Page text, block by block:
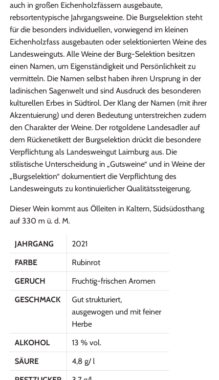
auch in großen Eichenholzfässern ausgebaute,
rebsortentypische Jahrgangsweine. Die Burgselektion steht
für die besonders individuellen, vorwiegend im kleinen
Eichenholzfass ausgebauten oder selektionierten Weine des
Landesweinguts. Alle Weine der Burg-Selektion besitzen
einen Namen, um Eigenständigkeit und Persönlichkeit zu
vermitteln. Die Namen selbst haben ihren Ursprung in der
ladinischen Sagenwelt und sind Ausdruck des besonderen
kulturellen Erbes in Südtirol. Der Klang der Namen (mit ihrer
Akzentuierung) und deren Bedeutung unterstreichen zudem
den Charakter der Weine. Der rotgoldene Landesadler auf
dem Rückenetikett der Burgselektion drückt die besondere
Verpflichtung als Landesweingut Laimburg aus. Die
stilistische Unterscheidung in „Gutsweine“ und in Weine der
„Burgselektion“ dokumentiert die Verpflichtung des
Landesweinguts zu kontinuierlicher Qualitätssteigerung.
Dieser Wein kommt aus Ölleiten in Kaltern, Südsüdosthang
auf 330 m ü. d. M.
JAHRGANG
2021
FARBE
Rubinrot
GERUCH
Fruchtig-frischen Aromen
GESCHMACK
Gut strukturiert,
ausgewogen und mit feiner
Herbe
ALKOHOL
13 % vol.
SÄURE
4,8 g/ l